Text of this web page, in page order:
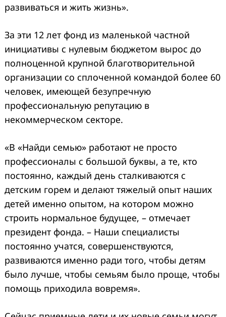
развиваться и жить жизнь».
За эти 12 лет фонд из маленькой частной
инициативы с нулевым бюджетом вырос до
полноценной крупной благотворительной
организации со сплоченной командой более 60
человек, имеющей безупречную
профессиональную репутацию в
некоммерческом секторе.
«В «Найди семью» работают не просто
профессионалы с большой буквы, а те, кто
постоянно, каждый день сталкиваются с
детским горем и делают тяжелый опыт наших
детей именно опытом, на котором можно
строить нормальное будущее, – отмечает
президент фонда. – Наши специалисты
постоянно учатся, совершенствуются,
развиваются именно ради того, чтобы детям
было лучше, чтобы семьям было проще, чтобы
помощь приходила вовремя».